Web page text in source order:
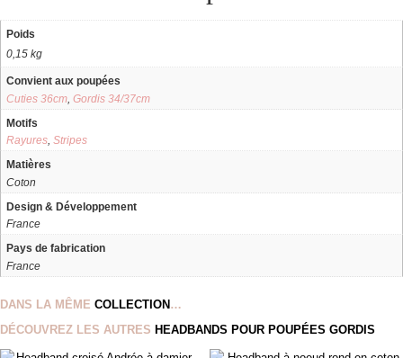
Poids
0,15 kg
Convient aux poupées
Cuties 36cm, Gordis 34/37cm
Motifs
Rayures, Stripes
Matières
Coton
Design & Développement
France
Pays de fabrication
France
DANS LA MÊME COLLECTION…
DÉCOUVREZ LES AUTRES HEADBANDS POUR POUPÉES GORDIS